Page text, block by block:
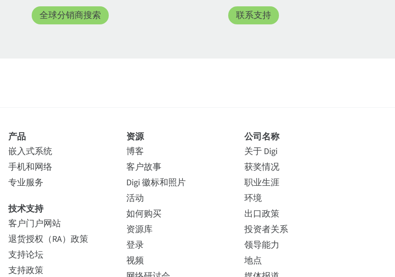
全球分销商搜索
联系支持
产品
嵌入式系统
手机和网络
专业服务
技术支持
客户门户网站
退货授权（RA）政策
支持论坛
支持政策
资源
博客
客户故事
Digi 徽标和照片
活动
如何购买
资源库
登录
视频
公司名称
关于 Digi
获奖情况
职业生涯
环境
出口政策
投资者关系
领导能力
地点